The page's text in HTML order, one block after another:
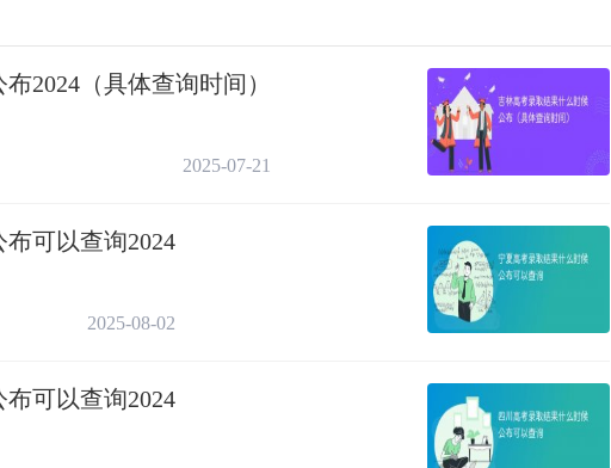
生院校的进度会稍有不同，省考试院会持续更新每
！一般来说，相应批次录取时段的后几天，考生可
。2024（具体查询时间）
2025-07-21
可以查询2024
2025-08-02
可以查询2024